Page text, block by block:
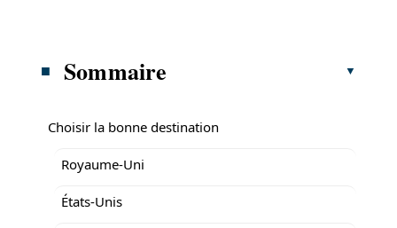
Sommaire
Choisir la bonne destination
Royaume-Uni
États-Unis